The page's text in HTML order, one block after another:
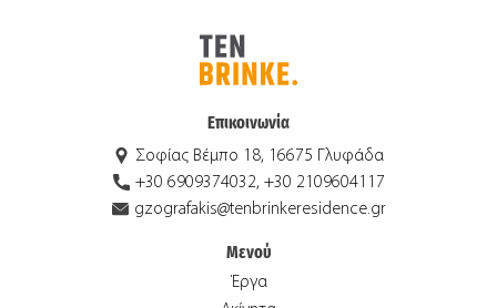
Επικοινωνία
Σοφίας Βέμπο 18, 16675 Γλυφάδα
+30 6909374032, +30 2109604117
gzografakis@tenbrinkeresidence.gr
Μενού
Έργα